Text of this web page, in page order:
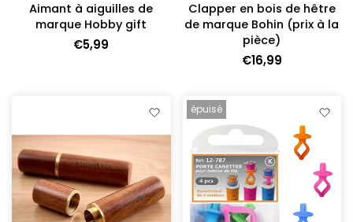
Aimant à aiguilles de
marque Hobby gift
€5,99
Clapper en bois de hêtre
de marque Bohin (prix à la
pièce)
€16,99
épuisé